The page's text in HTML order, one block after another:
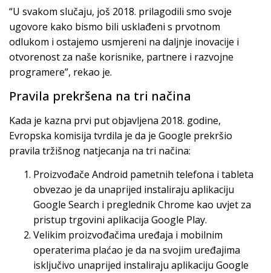
“U svakom slučaju, još 2018. prilagodili smo svoje
ugovore kako bismo bili usklađeni s prvotnom
odlukom i ostajemo usmjereni na daljnje inovacije i
otvorenost za naše korisnike, partnere i razvojne
programere”, rekao je.
Pravila prekršena na tri načina
Kada je kazna prvi put objavljena 2018. godine,
Evropska komisija tvrdila je da je Google prekršio
pravila tržišnog natjecanja na tri načina:
Proizvođače Android pametnih telefona i tableta
obvezao je da unaprijed instaliraju aplikaciju
Google Search i preglednik Chrome kao uvjet za
pristup trgovini aplikacija Google Play.
Velikim proizvođačima uređaja i mobilnim
operaterima plaćao je da na svojim uređajima
isključivo unaprijed instaliraju aplikaciju Google